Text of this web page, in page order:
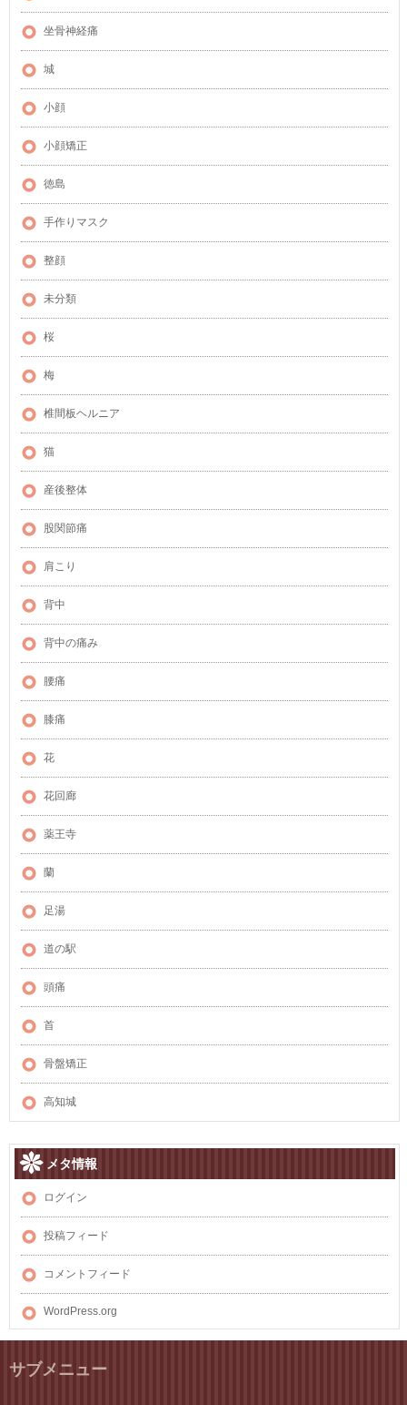
坐骨神経痛
城
小顔
小顔矯正
徳島
手作りマスク
整顔
未分類
桜
梅
椎間板ヘルニア
猫
産後整体
股関節痛
肩こり
背中
背中の痛み
腰痛
膝痛
花
花回廊
薬王寺
蘭
足湯
道の駅
頭痛
首
骨盤矯正
高知城
メタ情報
ログイン
投稿フィード
コメントフィード
WordPress.org
サブメニュー